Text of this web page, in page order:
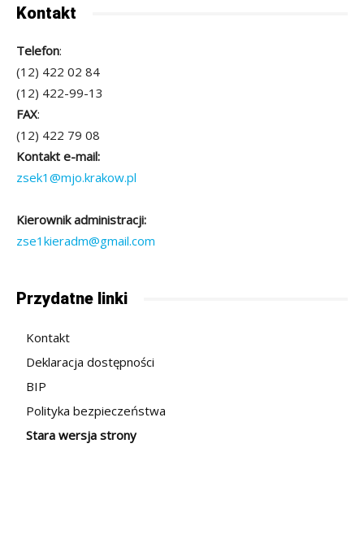
Kontakt
Telefon:
(12) 422 02 84
(12) 422-99-13
FAX:
(12) 422 79 08
Kontakt e-mail:
zsek1@mjo.krakow.pl
Kierownik administracji:
zse1kieradm@gmail.com
Przydatne linki
Kontakt
Deklaracja dostępności
BIP
Polityka bezpieczeństwa
Stara wersja strony